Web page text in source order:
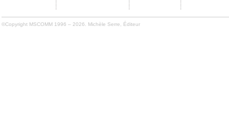
©Copyright MSCOMM 1996 – 2026. Michèle Serre, Éditeur